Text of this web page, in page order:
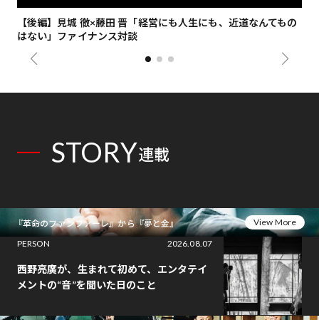
【後編】見城 徹×藤田 晋「経営にも人生にも、近道なんてもの
はない」ファイナンス対談
STORY連載
『革命のファンファーレ』から『夢と金』
View More
PERSON
2026.08.07
西野亮廣が、生まれて初めて、エンタテイ
メントの“音”を聞いた日のこと